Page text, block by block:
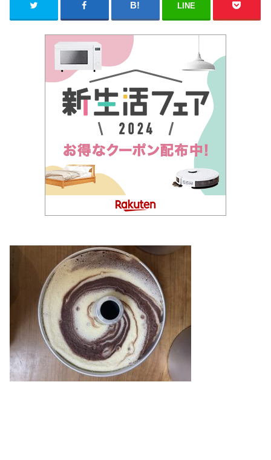
LINE